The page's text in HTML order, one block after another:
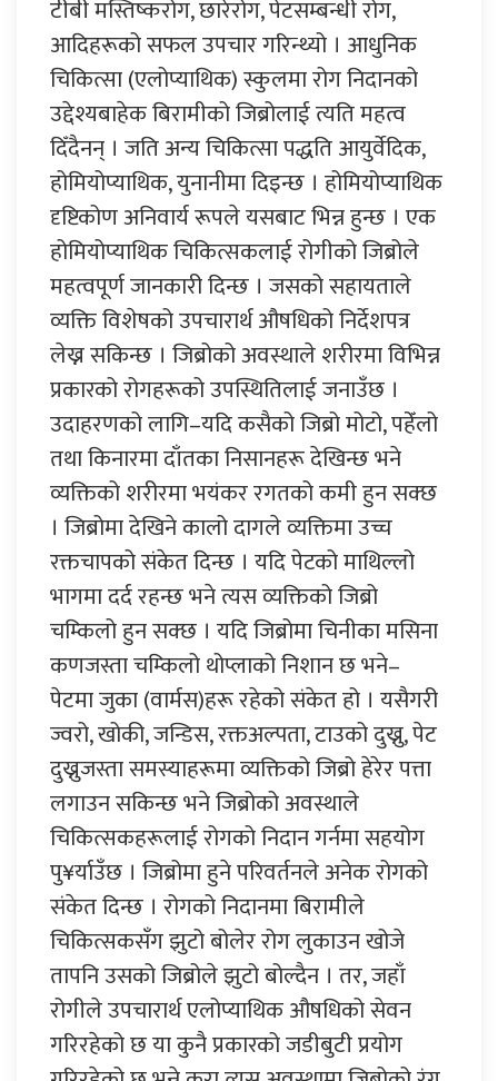
टीबी मस्तिष्करोग, छारेरोग, पेटसम्बन्धी रोग,
आदिहरूको सफल उपचार गरिन्थ्यो । आधुनिक
चिकित्सा (एलोप्याथिक) स्कुलमा रोग निदानको
उद्देश्यबाहेक बिरामीको जिब्रोलाई त्यति महत्व
दिँदैनन् । जति अन्य चिकित्सा पद्धति आयुर्वेदिक,
होमियोप्याथिक, युनानीमा दिइन्छ । होमियोप्याथिक
दृष्टिकोण अनिवार्य रूपले यसबाट भिन्न हुन्छ । एक
होमियोप्याथिक चिकित्सकलाई रोगीको जिब्रोले
महत्वपूर्ण जानकारी दिन्छ । जसको सहायताले
व्यक्ति विशेषको उपचारार्थ औषधिको निर्देशपत्र
लेख्न सकिन्छ । जिब्रोको अवस्थाले शरीरमा विभिन्न
प्रकारको रोगहरूको उपस्थितिलाई जनाउँछ ।
उदाहरणको लागि–यदि कसैको जिब्रो मोटो, पहेँलो
तथा किनारमा दाँतका निसानहरू देखिन्छ भने
व्यक्तिको शरीरमा भयंकर रगतको कमी हुन सक्छ
। जिब्रोमा देखिने कालो दागले व्यक्तिमा उच्च
रक्तचापको संकेत दिन्छ । यदि पेटको माथिल्लो
भागमा दर्द रहन्छ भने त्यस व्यक्तिको जिब्रो
चम्किलो हुन सक्छ । यदि जिब्रोमा चिनीका मसिना
कणजस्ता चम्किलो थोप्लाको निशान छ भने–
पेटमा जुका (वार्मस)हरू रहेको संकेत हो । यसैगरी
ज्वरो, खोकी, जन्डिस, रक्तअल्पता, टाउको दुख्नु, पेट
दुख्नुजस्ता समस्याहरूमा व्यक्तिको जिब्रो हेरेर पत्ता
लगाउन सकिन्छ भने जिब्रोको अवस्थाले
चिकित्सकहरूलाई रोगको निदान गर्नमा सहयोग
पु¥र्याउँछ । जिब्रोमा हुने परिवर्तनले अनेक रोगको
संकेत दिन्छ । रोगको निदानमा बिरामीले
चिकित्सकसँग झुटो बोलेर रोग लुकाउन खोजे
तापनि उसको जिब्रोले झुटो बोल्दैन । तर, जहाँ
रोगीले उपचारार्थ एलोप्याथिक औषधिको सेवन
गरिरहेको छ या कुनै प्रकारको जडीबुटी प्रयोग